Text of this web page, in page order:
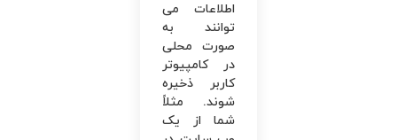
اطلاعات می
‌توانند به‌
صورت محلی
در کامپیوتر
کاربر ذخیره
شوند. مثلاً
شما از یک